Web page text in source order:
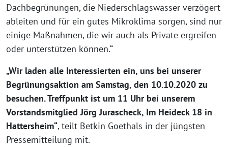
Dachbegrünungen, die Niederschlagswasser verzögert
ableiten und für ein gutes Mikroklima sorgen, sind nur
einige Maßnahmen, die wir auch als Private ergreifen
oder unterstützen können.“
„Wir laden alle Interessierten ein, uns bei unserer
Begrünungsaktion am Samstag, den 10.10.2020 zu
besuchen. Treffpunkt ist um 11 Uhr bei unserem
Vorstandsmitglied Jörg Jurascheck, Im Heideck 18 in
Hattersheim“, teilt Betkin Goethals in der jüngsten
Pressemitteilung mit.